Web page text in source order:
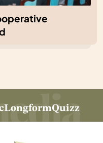
LongformQuizz